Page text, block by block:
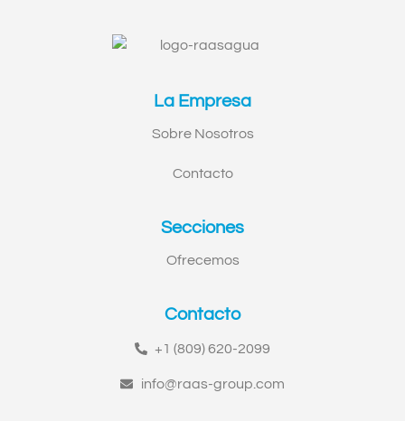
La Empresa
Sobre Nosotros
Contacto
Secciones
Ofrecemos
Contacto
+1 (809) 620-2099
info@raas-group.com